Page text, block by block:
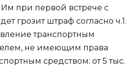
при первой встрече с
грозит штраф согласно ч.1.
транспортным
не имеющим права
средством: от 5 тыс.